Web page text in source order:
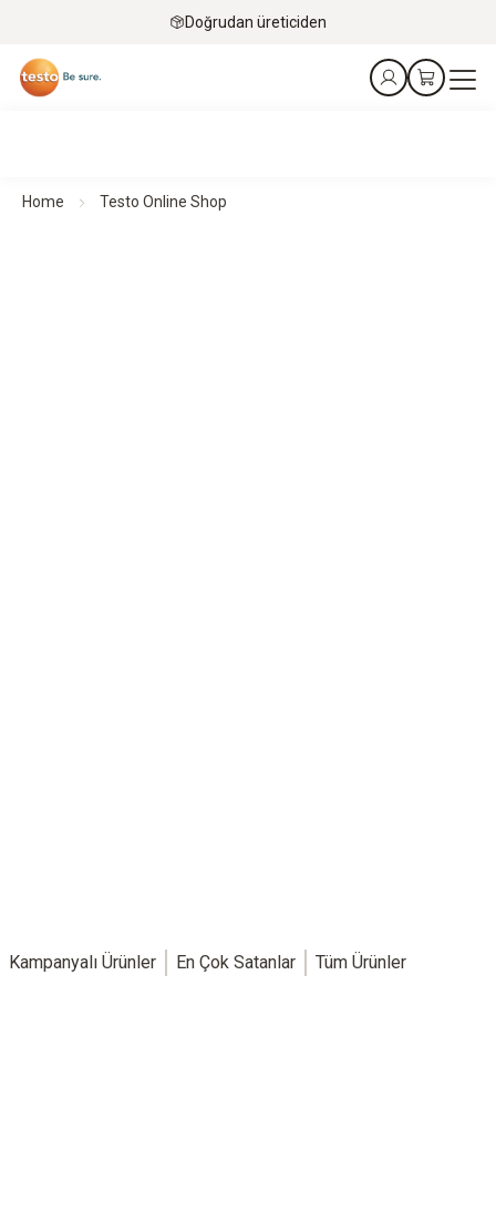
Doğrudan üreticiden
Home Testo Online Shop
Kampanyalı Ürünler En Çok Satanlar Tüm Ürünler